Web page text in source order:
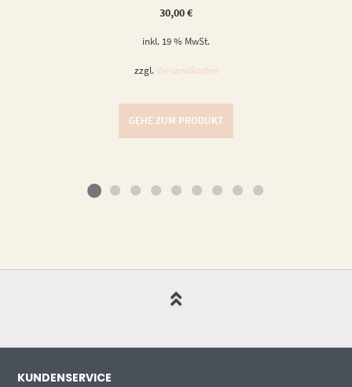
30,00€
inkl. 19 % MwSt.
zzgl. Versandkosten
GEHE ZUM PRODUKT
KUNDENSERVICE